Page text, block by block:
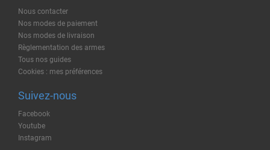
Nous contacter
Nos modes de paiement
Nos modes de livraison
Règlementation des armes
Tous nos guides
Cookies : mes préférences
Suivez-nous
Facebook
Youtube
Instagram